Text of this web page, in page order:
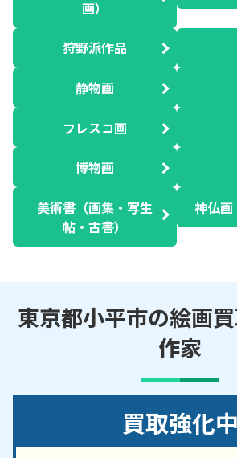
画）
狩野派作品
静物画
フレスコ画
博物画
美術書（画集・写生
帖・古書）
神仏画
東京都小平市の絵画
作家
買取強化中